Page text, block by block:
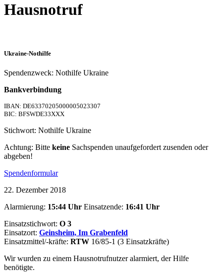
Hausnotruf
Ukraine-Nothilfe
Spendenzweck: Nothilfe Ukraine
Bankverbindung
IBAN: DE63370205000005023307
BIC: BFSWDE33XXX
Stichwort: Nothilfe Ukraine
Achtung: Bitte keine Sachspenden unaufgefordert zusenden oder
abgeben!
Spendenformular
22. Dezember 2018
Alarmierung: 15:44 Uhr Einsatzende: 16:41 Uhr
Einsatzstichwort: O 3
Einsatzort: Geinsheim, Im Grabenfeld
Einsatzmittel/-kräfte: RTW 16/85-1 (3 Einsatzkräfte)
Wir wurden zu einem Hausnotrufnutzer alarmiert, der Hilfe
benötigte.